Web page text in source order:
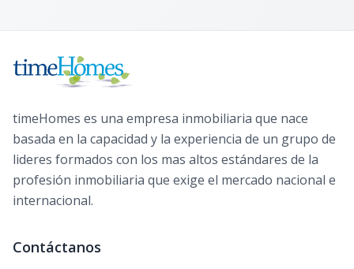
timeHomes es una empresa inmobiliaria que nace
basada en la capacidad y la experiencia de un grupo de
lideres formados con los mas altos estándares de la
profesión inmobiliaria que exige el mercado nacional e
internacional.
Contáctanos